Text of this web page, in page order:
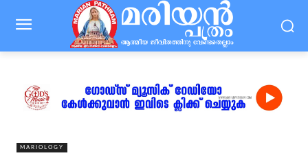
MARIOLOGY